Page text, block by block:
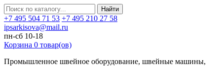
Найти
+7 495 504 71 53 +7 495 210 27 58
ipsarkisova@mail.ru
пн-сб 10-18
Корзина 0 товар(ов)
Промышленное швейное оборудование, швейные машины,